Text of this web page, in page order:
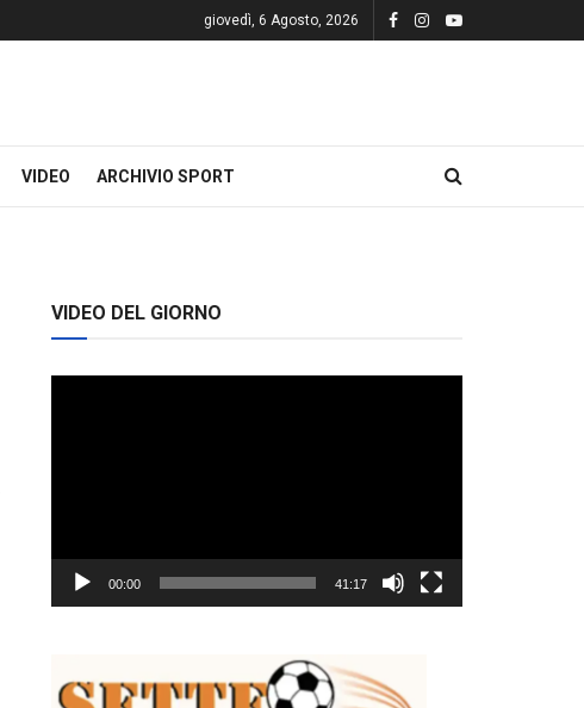
giovedì, 6 Agosto, 2026
VIDEO ARCHIVIO SPORT
VIDEO DEL GIORNO
00:00 41:17